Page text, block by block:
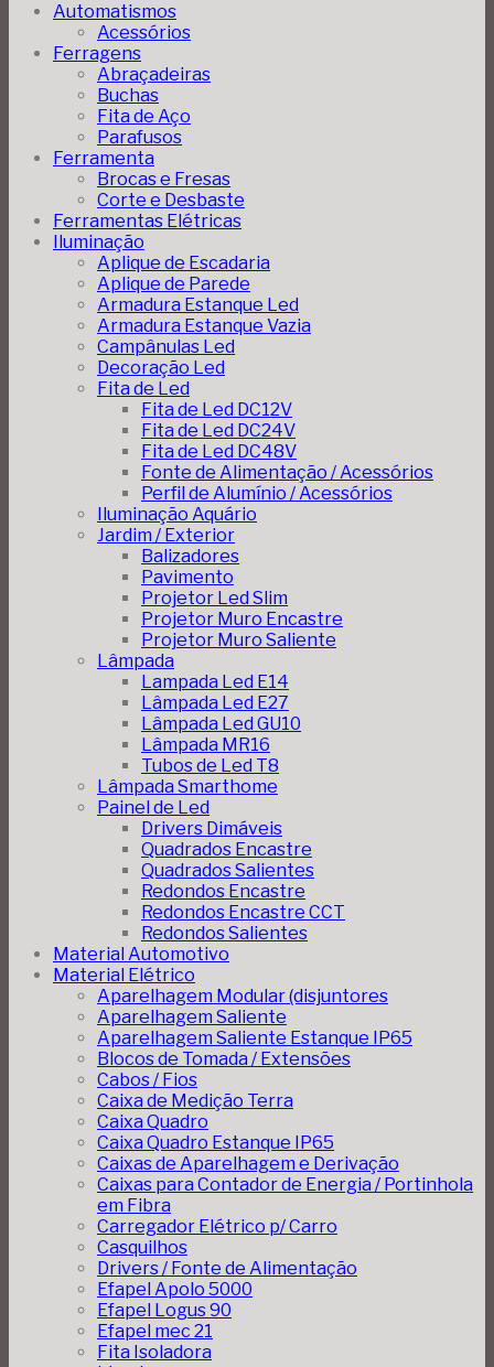
Automatismos
Acessórios
Ferragens
Abraçadeiras
Buchas
Fita de Aço
Parafusos
Ferramenta
Brocas e Fresas
Corte e Desbaste
Ferramentas Elétricas
Iluminação
Aplique de Escadaria
Aplique de Parede
Armadura Estanque Led
Armadura Estanque Vazia
Campânulas Led
Decoração Led
Fita de Led
Fita de Led DC12V
Fita de Led DC24V
Fita de Led DC48V
Fonte de Alimentação / Acessórios
Perfil de Alumínio / Acessórios
Iluminação Aquário
Jardim / Exterior
Balizadores
Pavimento
Projetor Led Slim
Projetor Muro Encastre
Projetor Muro Saliente
Lâmpada
Lampada Led E14
Lâmpada Led E27
Lâmpada Led GU10
Lâmpada MR16
Tubos de Led T8
Lâmpada Smarthome
Painel de Led
Drivers Dimáveis
Quadrados Encastre
Quadrados Salientes
Redondos Encastre
Redondos Encastre CCT
Redondos Salientes
Material Automotivo
Material Elétrico
Aparelhagem Modular (disjuntores
Aparelhagem Saliente
Aparelhagem Saliente Estanque IP65
Blocos de Tomada / Extensões
Cabos / Fios
Caixa de Medição Terra
Caixa Quadro
Caixa Quadro Estanque IP65
Caixas de Aparelhagem e Derivação
Caixas para Contador de Energia / Portinhola
em Fibra
Carregador Elétrico p/ Carro
Casquilhos
Drivers / Fonte de Alimentação
Efapel Apolo 5000
Efapel Logus 90
Efapel mec 21
Fita Isoladora